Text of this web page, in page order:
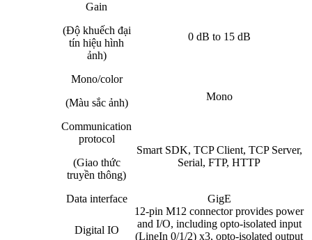
Gain
(Độ khuếch đại
tín hiệu hình
ảnh)
0 dB to 15 dB
Mono/color
(Màu sắc ảnh)
Mono
Communication
protocol
(Giao thức
truyền thông)
Smart SDK, TCP Client, TCP Server,
Serial, FTP, HTTP
Data interface GigE
Digital IO
12-pin M12 connector provides power
and I/O, including opto-isolated input
(LineIn 0/1/2) x3, opto-isolated output